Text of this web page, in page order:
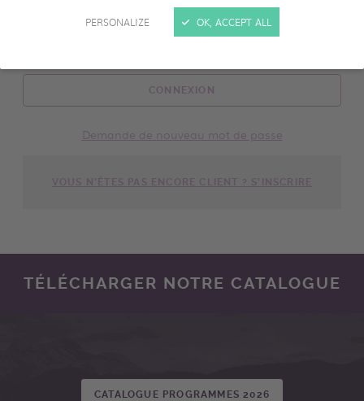
PERSONALIZE OK, ACCEPT ALL
CONNEXION
Demande de nouveau mot de passe
VOUS N'ÊTES PAS ENCORE CLIENT ? S'INSCRIRE
TÉLÉCHARGER NOTRE CATALOGUE
CATALOGUE PROGRAMMES 2026